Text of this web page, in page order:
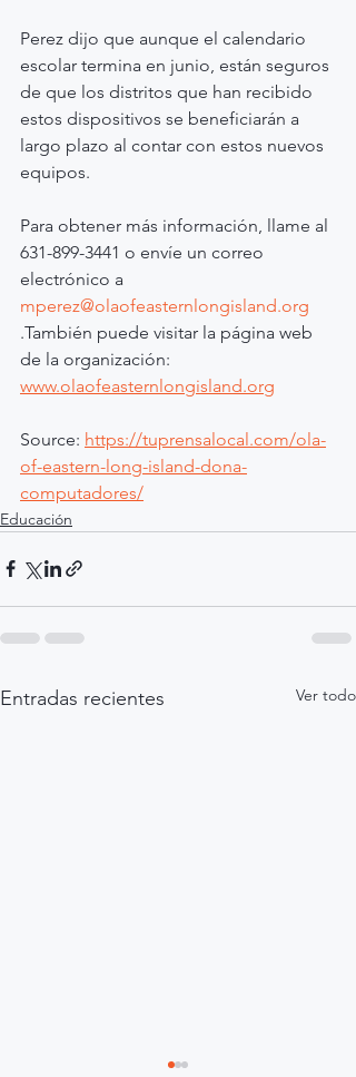
Perez dijo que aunque el calendario
escolar termina en junio, están seguros
de que los distritos que han recibido
estos dispositivos se beneficiarán a
largo plazo al contar con estos nuevos
equipos.
Para obtener más información, llame al
631-899-3441 o envíe un correo
electrónico a
mperez@olaofeasternlongisland.org
.También puede visitar la página web
de la organización:
www.olaofeasternlongisland.org
Source: https://tuprensalocal.com/ola-
of-eastern-long-island-dona-
computadores/
Educación
Entradas recientes Ver todo